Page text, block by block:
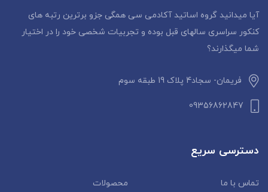
آیا میدانید گروه اساتید آکادمی سی همگی جزو برترین رتبه های
کنکور سراسری سالهای قبل بوده و تجربیات شخصی خود را در اختیار
شما میگذارند؟
فریمان- سجاد4 پلاک 19 طبقه سوم
09356862847
دسترسی سریع
تماس با ما
محصولات